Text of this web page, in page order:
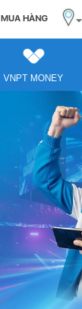
MUA HÀNG
VNPT MONEY